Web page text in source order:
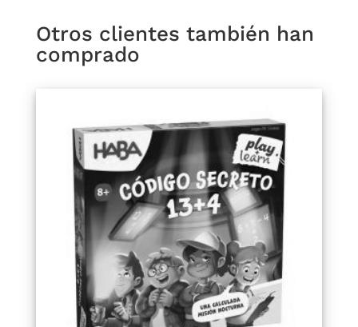
Otros clientes también han
comprado